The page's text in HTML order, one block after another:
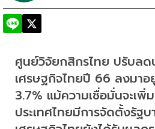
ศูนย์วิจัยกสิกรไทย ปรับลด
เศรษฐกิจไทยปี 66 ลงมา
3.7% แม้ความเชื่อมั่นจะเ
ประเทศไทยมีการจัดตั้งรัฐบ